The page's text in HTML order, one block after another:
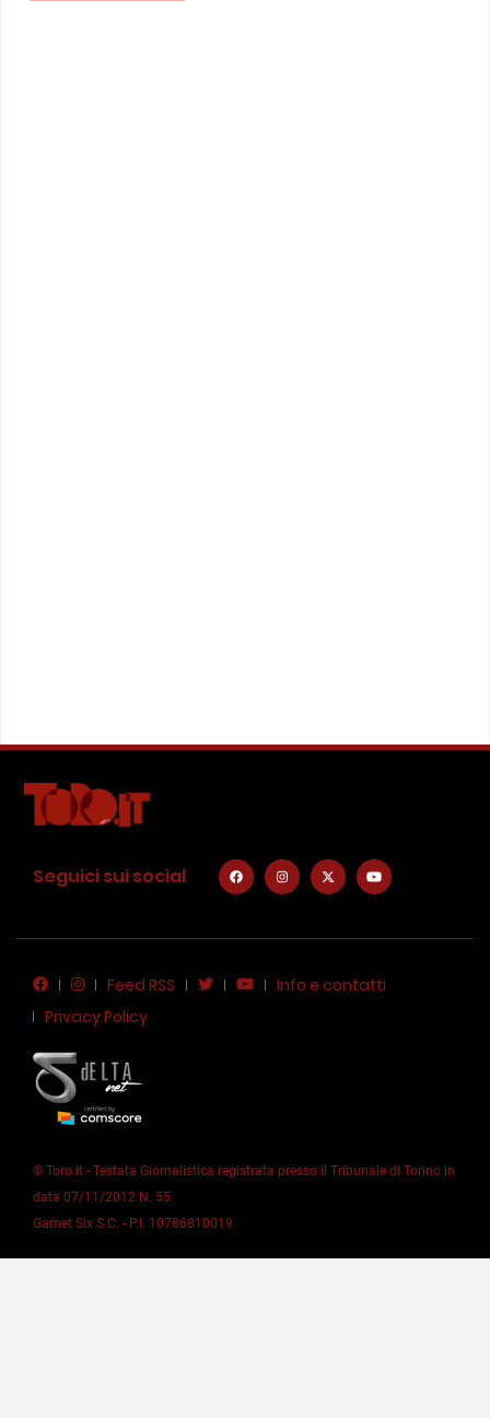
Seguici sui social
Feed RSS
Info e contatti
Privacy Policy
© Toro.it - Testata Giornalistica registrata presso il Tribunale di Torino in
data 07/11/2012 N. 55
Garnet Six S.C. - P.I. 10786810019